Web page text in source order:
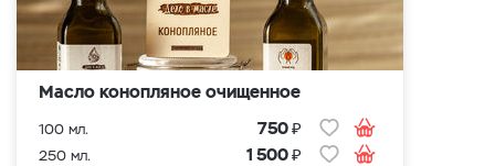
Масло конопляное очищенное
100 мл. 750₽
250 мл. 1 500₽